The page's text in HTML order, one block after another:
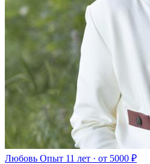
Любовь Опыт 11 лет · от 5000 ₽